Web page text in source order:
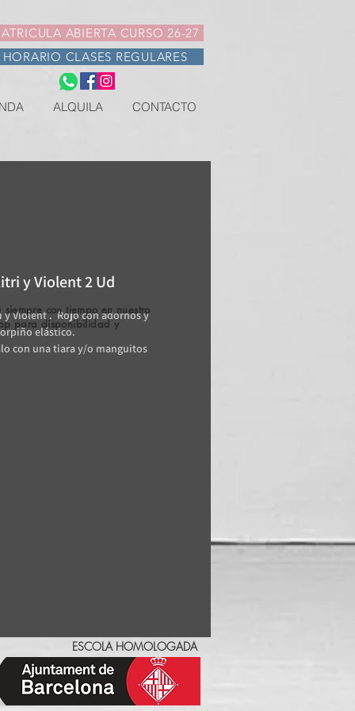
ABIERTA CURSO 26-27
HORARIO CLASES REGULARES
ALQUILA CONTACTO
y Violent 2 Ud
y Violent . Rojo con adornos y
elástico.
con una tiara y/o manguitos
día
siempre con tiempo en nuestro
para disponibilidad y
ESCOLA HOMOLOGADA